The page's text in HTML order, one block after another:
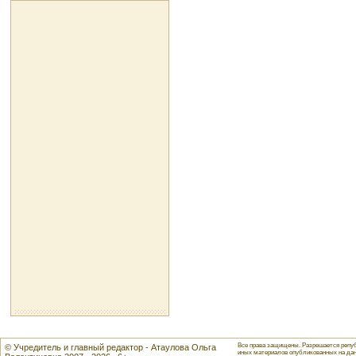
© Учредитель и главный редактор - Атаулова Ольга
Все права защищены. Разрешается
иных материалов опубликованных на